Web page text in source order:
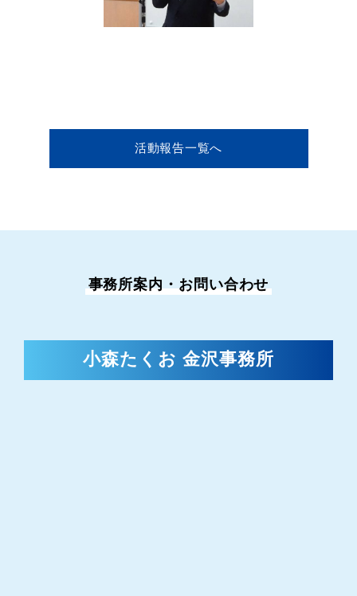
活動報告一覧へ
事務所案内・お問い合わせ
小森たくお 金沢事務所